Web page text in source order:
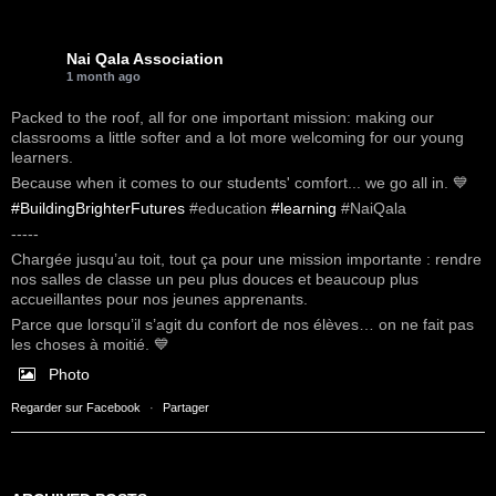
Nai Qala Association
1 month ago
Packed to the roof, all for one important mission: making our
classrooms a little softer and a lot more welcoming for our young
learners.
Because when it comes to our students' comfort... we go all in. 💙
#BuildingBrighterFutures #education #learning #NaiQala
-----
Chargée jusqu’au toit, tout ça pour une mission importante : rendre
nos salles de classe un peu plus douces et beaucoup plus
accueillantes pour nos jeunes apprenants.
Parce que lorsqu’il s’agit du confort de nos élèves… on ne fait pas
les choses à moitié. 💙
Photo
Regarder sur Facebook · Partager